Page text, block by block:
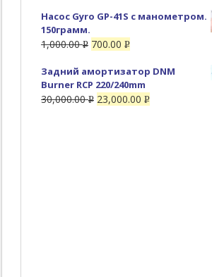
Насос Gyro GP-41S с манометром.
150грамм.
1,000.00Р 700.00 Р
Задний амортизатор DNM
Burner RCP 220/240mm
30,000.00Р 23,000.00 Р